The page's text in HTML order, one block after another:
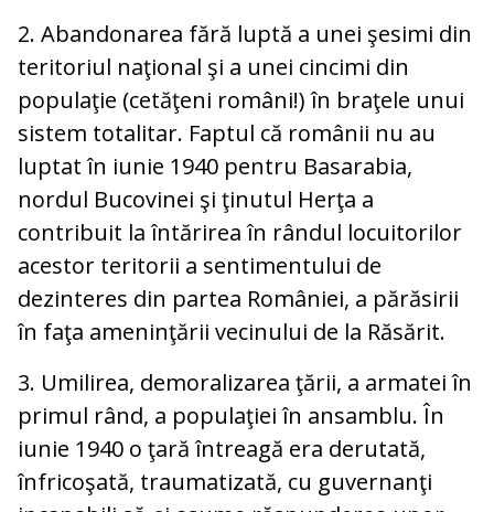
2. Abandonarea fără luptă a unei şesimi din
teritoriul naţional şi a unei cincimi din
populaţie (cetăţeni români!) în braţele unui
sistem totalitar. Faptul că românii nu au
luptat în iunie 1940 pentru Basarabia,
nordul Bucovinei şi ţinutul Herţa a
contribuit la întărirea în rândul locuitorilor
acestor teritorii a sentimentului de
dezinteres din partea României, a părăsirii
în faţa ameninţării vecinului de la Răsărit.
3. Umilirea, demoralizarea ţării, a armatei în
primul rând, a populaţiei în ansamblu. În
iunie 1940 o ţară întreagă era derutată,
înfricoşată, traumatizată, cu guvernanţi